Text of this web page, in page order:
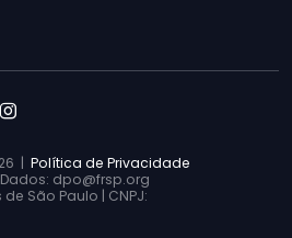
| Política de Privacidade
dpo@frsp.org
São Paulo | CNPJ: